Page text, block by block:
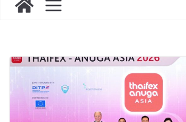
อร่อย ยกเมนูระดับตำนาน “ข้
ราชวงศ์” พุ่งทะยานสู่น่านฟ้า
BEDO เดินหน้าจัดกิจกรรมเจ
“BIO TRADE CONNECT
ระดับผลิตภัณฑ์ท้องถิ่นสู่ตลาด
พาณิชย์อย่างยั่งยืน